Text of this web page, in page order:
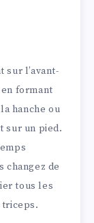
sur l’avant-
formant
hanche ou
sur un pied.
changez de
tous les